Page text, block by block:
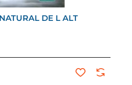
DE L ALT